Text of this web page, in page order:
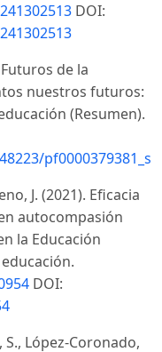
DOI:
de la
nuestros futuros:
(Resumen).
J. (2021). Eficacia
autocompasión
la Educación
DOI:
S., López-Coronado,